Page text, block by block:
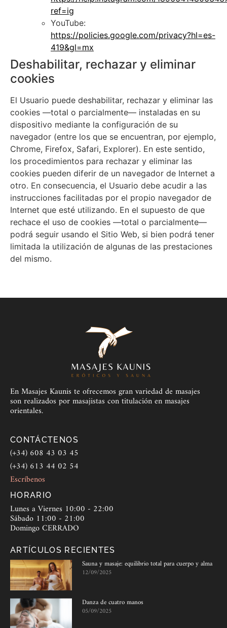
ref=ig
YouTube:
https://policies.google.com/privacy?hl=es-
419&gl=mx
Deshabilitar, rechazar y eliminar
cookies
El Usuario puede deshabilitar, rechazar y eliminar las
cookies —total o parcialmente— instaladas en su
dispositivo mediante la configuración de su
navegador (entre los que se encuentran, por ejemplo,
Chrome, Firefox, Safari, Explorer). En este sentido,
los procedimientos para rechazar y eliminar las
cookies pueden diferir de un navegador de Internet a
otro. En consecuencia, el Usuario debe acudir a las
instrucciones facilitadas por el propio navegador de
Internet que esté utilizando. En el supuesto de que
rechace el uso de cookies —total o parcialmente—
podrá seguir usando el Sitio Web, si bien podrá tener
limitada la utilización de algunas de las prestaciones
del mismo.
En Masajes Kaunis te ofrecemos gran variedad de masajes
son realizados por masajistas con titulación en masajes
orientales.
CONTÁCTENOS
(+34) 608 43 03 45
(+34) 613 44 02 54
Escríbenos
HORARIO
Lunes a Viernes 10:00 - 22:00
Sábado 11:00 - 21:00
Domingo CERRADO
ARTÍCULOS RECIENTES
Sauna y masaje: equilibrio total para cuerpo y alma
12/09/2025
Danza de cuatro manos
05/09/2025